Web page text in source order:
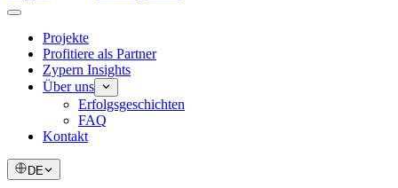
Projekte
Profitiere als Partner
Zypern Insights
Über uns
Erfolgsgeschichten
FAQ
Kontakt
DE